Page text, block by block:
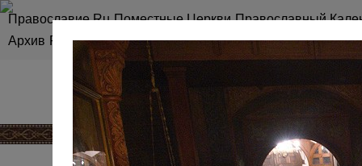
Православие.Ru Поместные Церкви Православный
Архив RSS Карта сайта